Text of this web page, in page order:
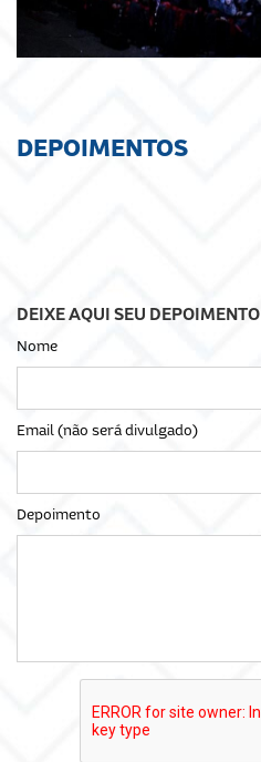
DEPOIMENTOS
DEIXE AQUI SEU DEPOIMENTO
Nome
Email (não será divulgado)
Depoimento